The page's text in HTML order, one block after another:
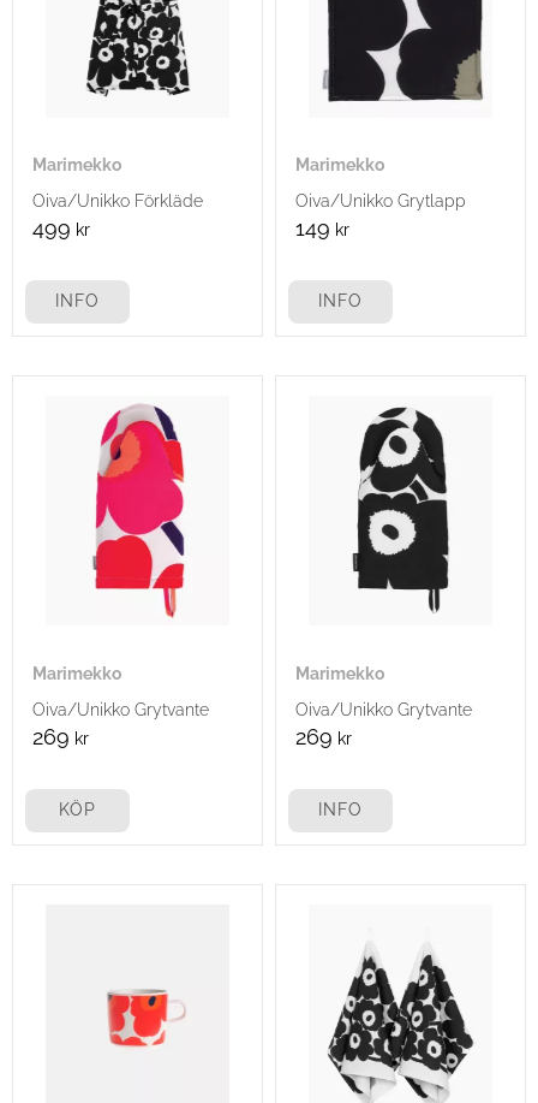
Marimekko
Oiva/Unikko Förkläde
499 kr
INFO
Marimekko
Oiva/Unikko Grytlapp
149 kr
INFO
Marimekko
Oiva/Unikko Grytvante
269 kr
KÖP
Marimekko
Oiva/Unikko Grytvante
269 kr
INFO